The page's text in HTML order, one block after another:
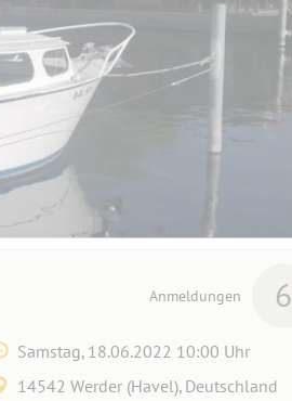
Anmeldungen 6
Samstag, 18.06.2022 10:00 Uhr
14542 Werder (Havel), Deutschland